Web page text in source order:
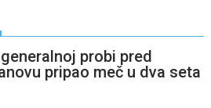
probi pred
pripao meč u dva seta